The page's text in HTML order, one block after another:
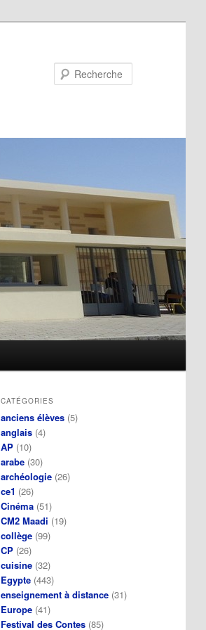
CATÉGORIES
anciens élèves (5)
anglais (4)
AP (10)
arabe (30)
archéologie (26)
ce1 (26)
Cinéma (51)
CM2 Maadi (19)
collège (99)
CP (26)
cuisine (32)
Egypte (443)
enseignement à distance (31)
Europe (41)
Festival des Contes (85)